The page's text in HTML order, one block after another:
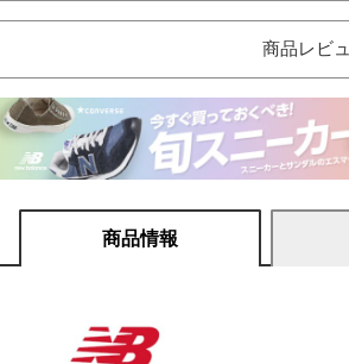
商品レビ
商品情報